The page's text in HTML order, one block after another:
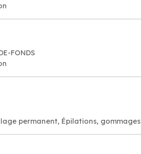
FONDS
maquillage permanent, Épilations, gommages